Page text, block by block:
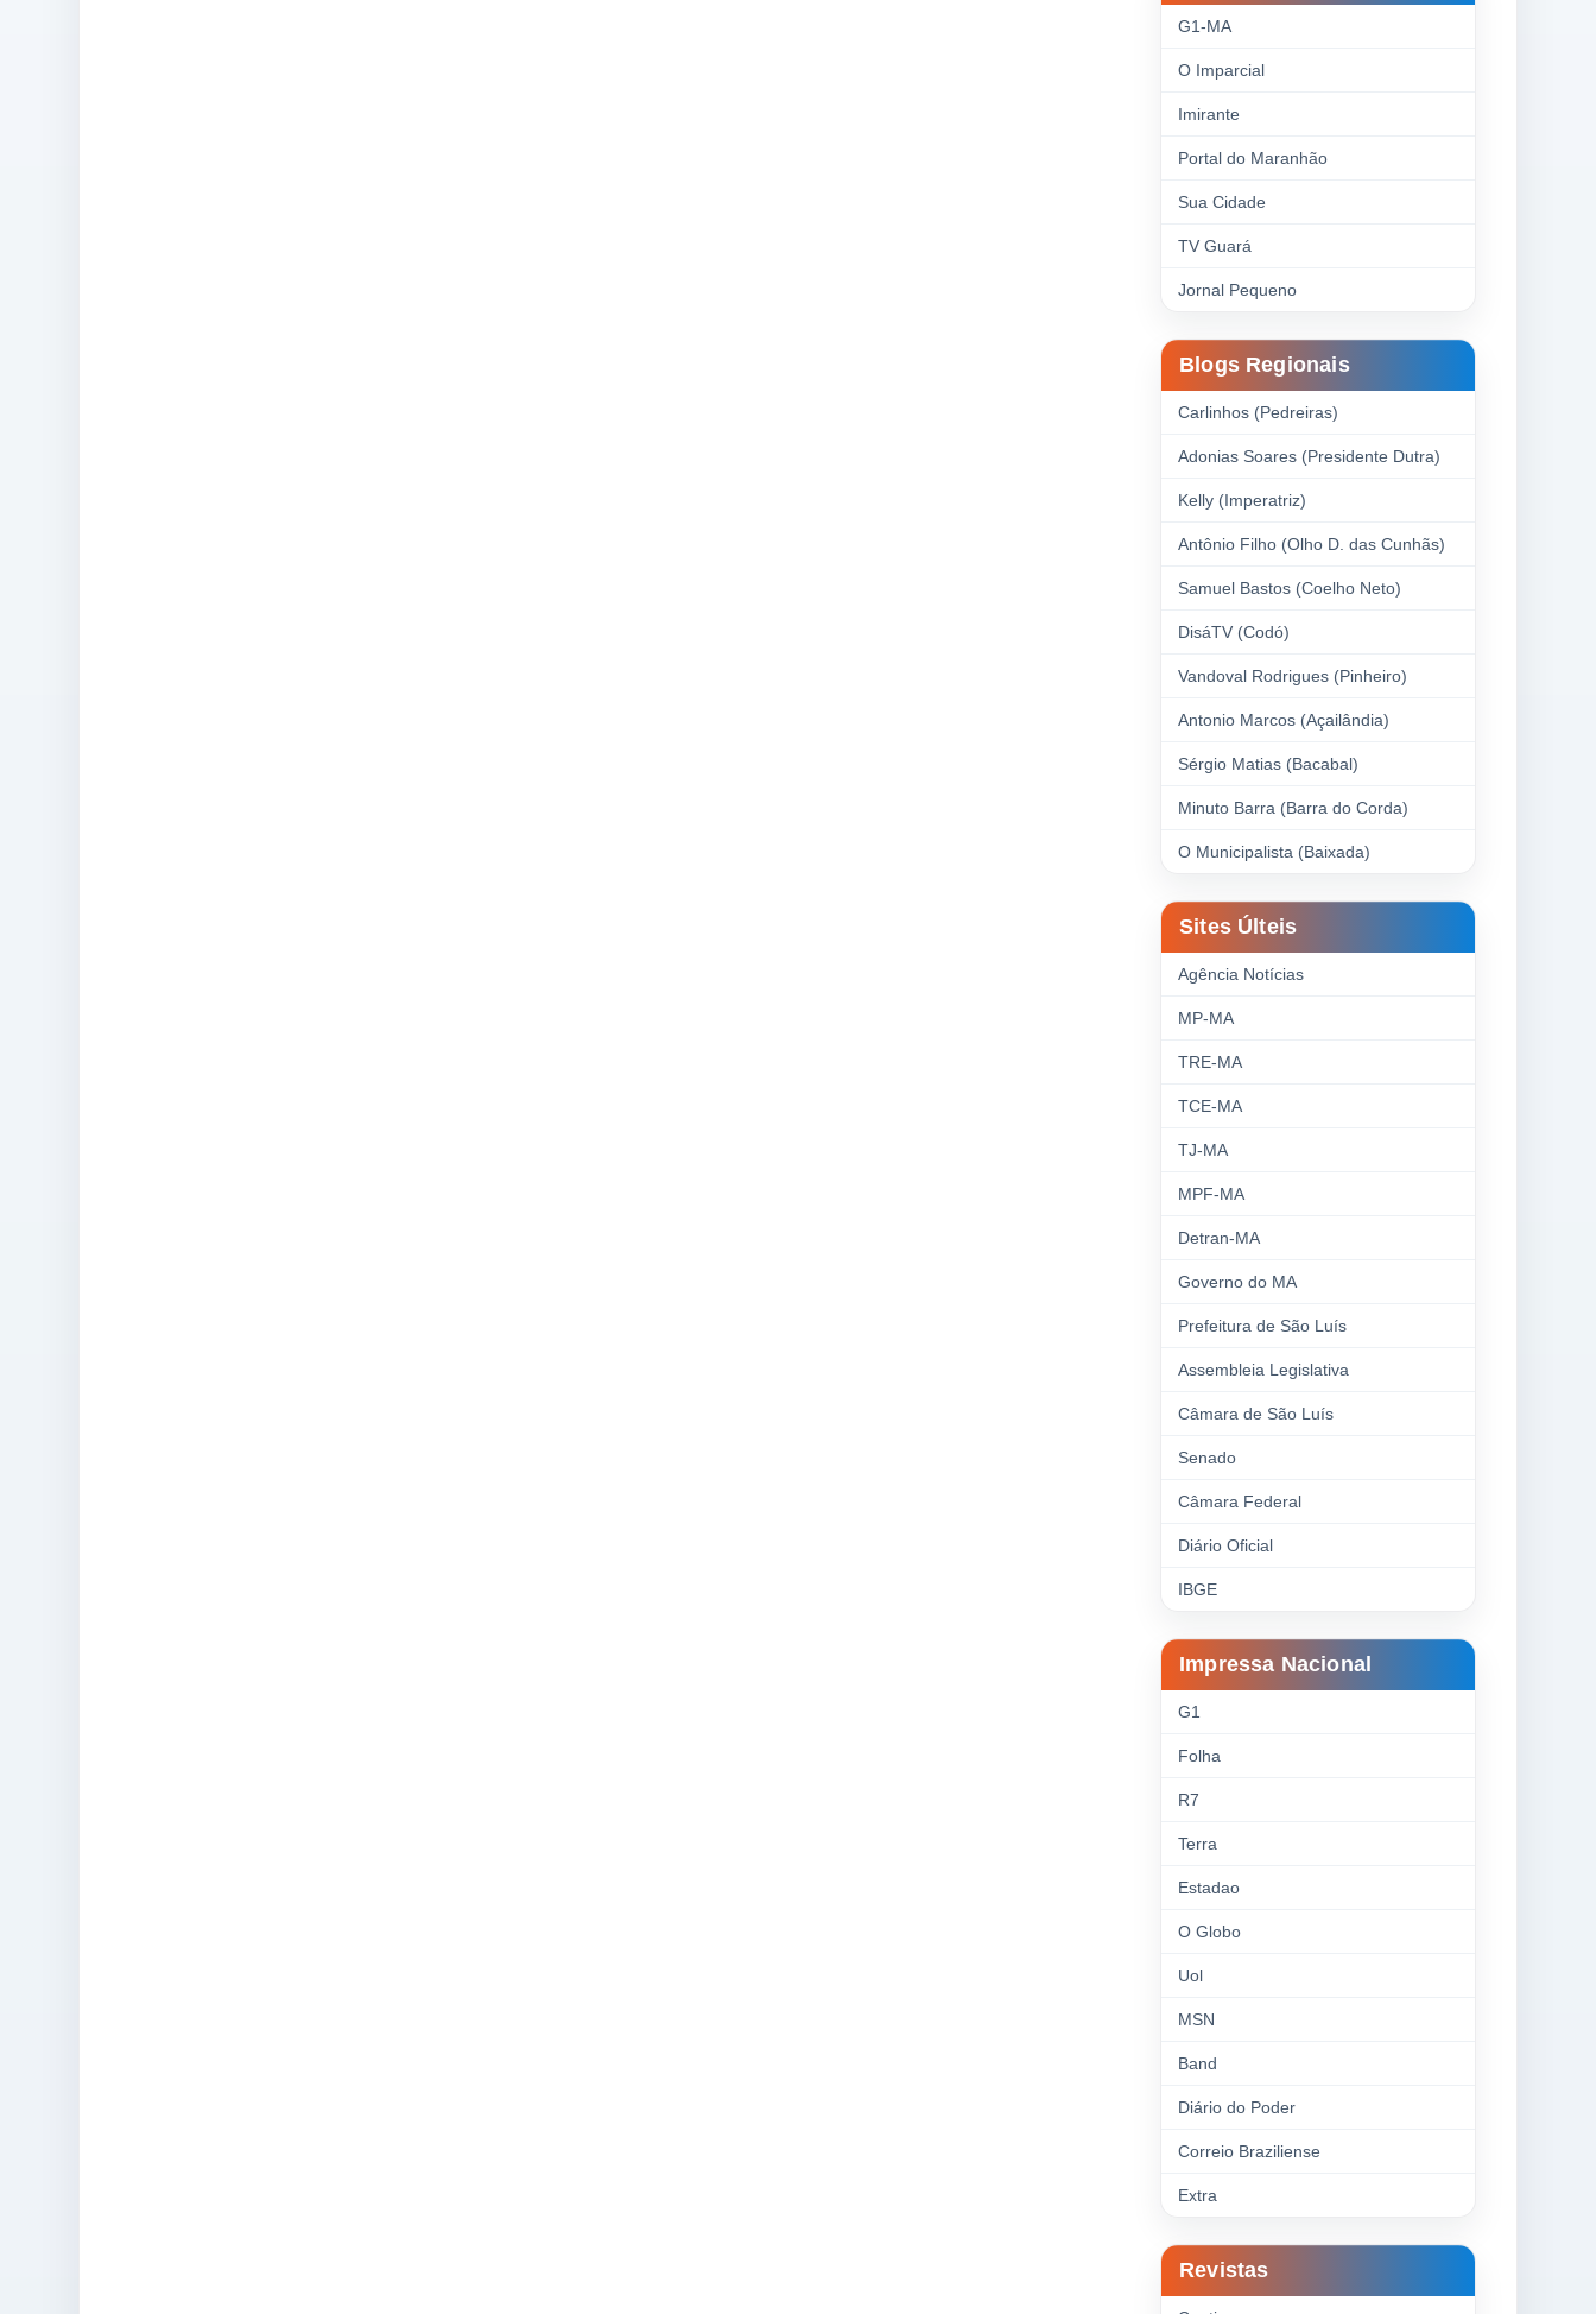
G1-MA
O Imparcial
Imirante
Portal do Maranhão
Sua Cidade
TV Guará
Jornal Pequeno
Blogs Regionais
Carlinhos (Pedreiras)
Adonias Soares (Presidente Dutra)
Kelly (Imperatriz)
Antônio Filho (Olho D. das Cunhãs)
Samuel Bastos (Coelho Neto)
DisáTV (Codó)
Vandoval Rodrigues (Pinheiro)
Antonio Marcos (Açailândia)
Sérgio Matias (Bacabal)
Minuto Barra (Barra do Corda)
O Municipalista (Baixada)
Sites Últeis
Agência Notícias
MP-MA
TRE-MA
TCE-MA
TJ-MA
MPF-MA
Detran-MA
Governo do MA
Prefeitura de São Luís
Assembleia Legislativa
Câmara de São Luís
Senado
Câmara Federal
Diário Oficial
IBGE
Impressa Nacional
G1
Folha
R7
Terra
Estadao
O Globo
Uol
MSN
Band
Diário do Poder
Correio Braziliense
Extra
Revistas